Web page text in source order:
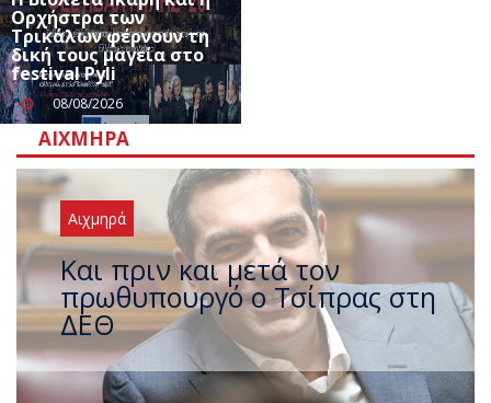
Ορχήστρα των
Τρικάλων φέρνουν τη
δική τους μαγεία στο
festival Pyli
08/08/2026
ΑΙΧΜΗΡΆ
Αιχμηρά
Έρχεται νέο ισχυρό κύμα
ζέστης με 40 βαθμούς Κελσίου
– Ο καιρός έως τον
Δεκαπενταύγουστο